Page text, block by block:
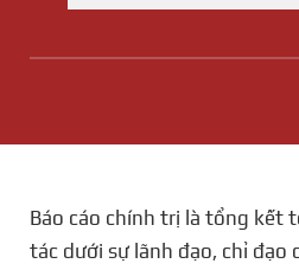
Báo cáo chính trị là tổng kết
tác dưới sự lãnh đạo, chỉ đạo